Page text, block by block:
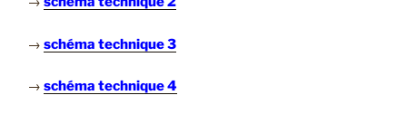
→ schéma technique 3
→ schéma technique 4